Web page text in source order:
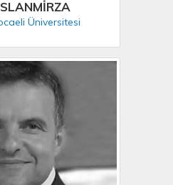
Üniversitesi